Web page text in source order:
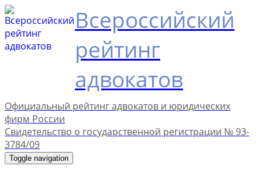
Всероссийский
рейтинг
адвокатов
Официальный рейтинг адвокатов и юридических
фирм России
Свидетельство о государственной регистрации № 93-
3784/09
Toggle navigation